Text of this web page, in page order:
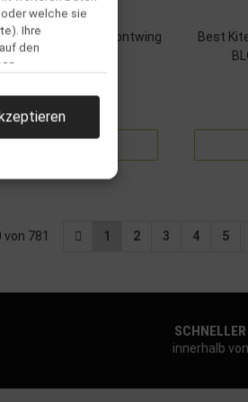
900 Carbon Frontwing
Zum Artikel
Best
781 1 2 3 4 5
innerhalb
welche sie
Ihre
den